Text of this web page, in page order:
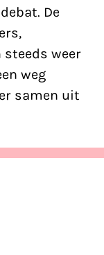
De
weer
weg
samen uit